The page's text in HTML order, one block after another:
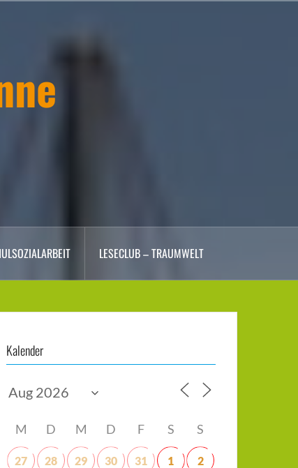
LESECLUB – TRAUMWELT
Kalender
M D M D F S S
27 28 29 30 31 1 2